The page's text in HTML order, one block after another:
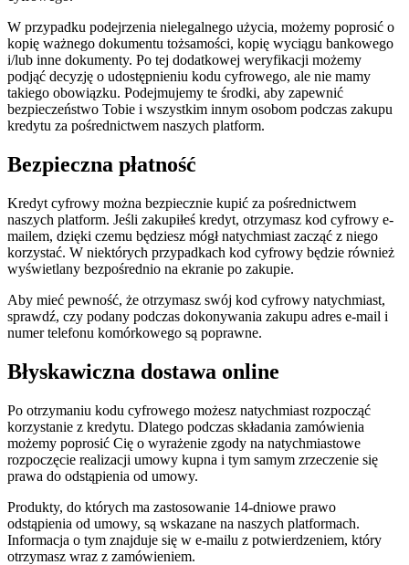
W przypadku podejrzenia nielegalnego użycia, możemy poprosić o
kopię ważnego dokumentu tożsamości, kopię wyciągu bankowego
i/lub inne dokumenty. Po tej dodatkowej weryfikacji możemy
podjąć decyzję o udostępnieniu kodu cyfrowego, ale nie mamy
takiego obowiązku. Podejmujemy te środki, aby zapewnić
bezpieczeństwo Tobie i wszystkim innym osobom podczas zakupu
kredytu za pośrednictwem naszych platform.
Bezpieczna płatność
Kredyt cyfrowy można bezpiecznie kupić za pośrednictwem
naszych platform. Jeśli zakupiłeś kredyt, otrzymasz kod cyfrowy e-
mailem, dzięki czemu będziesz mógł natychmiast zacząć z niego
korzystać. W niektórych przypadkach kod cyfrowy będzie również
wyświetlany bezpośrednio na ekranie po zakupie.
Aby mieć pewność, że otrzymasz swój kod cyfrowy natychmiast,
sprawdź, czy podany podczas dokonywania zakupu adres e-mail i
numer telefonu komórkowego są poprawne.
Błyskawiczna dostawa online
Po otrzymaniu kodu cyfrowego możesz natychmiast rozpocząć
korzystanie z kredytu. Dlatego podczas składania zamówienia
możemy poprosić Cię o wyrażenie zgody na natychmiastowe
rozpoczęcie realizacji umowy kupna i tym samym zrzeczenie się
prawa do odstąpienia od umowy.
Produkty, do których ma zastosowanie 14-dniowe prawo
odstąpienia od umowy, są wskazane na naszych platformach.
Informacja o tym znajduje się w e-mailu z potwierdzeniem, który
otrzymasz wraz z zamówieniem.